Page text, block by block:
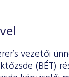
vezetői
(BÉT)